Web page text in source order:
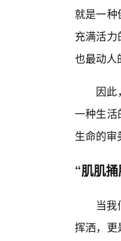
就是一
充满活
也最动人
因此
一种生活
生命的审
“肌肌
当
挥洒，更